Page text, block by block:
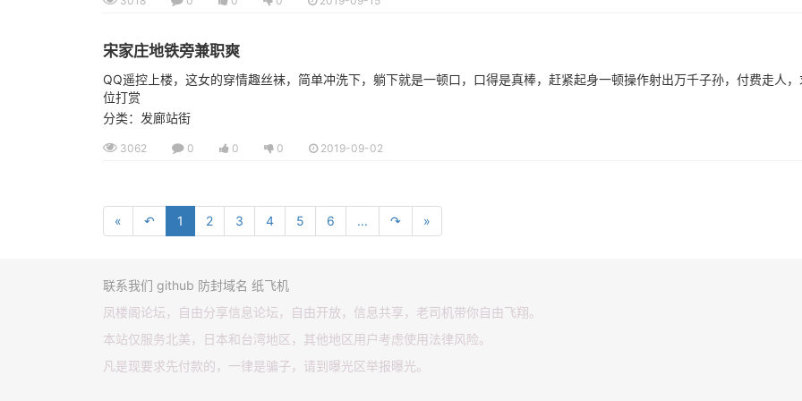
宋家庄地铁旁兼职爽
QQ遥控上楼，这女的穿情趣丝袜，简单冲洗下，躺下就是一顿口，口得是真棒，赶紧起身一顿操作射出万千子孙，付费走人，
位打赏
分类：发廊站街
3062 0 0 0 2019-09-02
« ↶ 1 2 3 4 5 6 ... ↷ »
联系我们 github 防封域名 纸飞机
凤楼阁论坛，自由分享信息论坛，自由开放，信息共享，老司机带你自由飞翔。
本站仅服务北美，日本和台湾地区，其他地区用户考虑使用法律风险。
凡是现要求先付款的，一律是骗子，请到曝光区举报曝光。